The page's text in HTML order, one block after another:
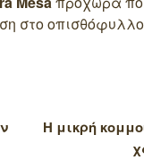
στο οπισθόφυλλο
Η μικρή